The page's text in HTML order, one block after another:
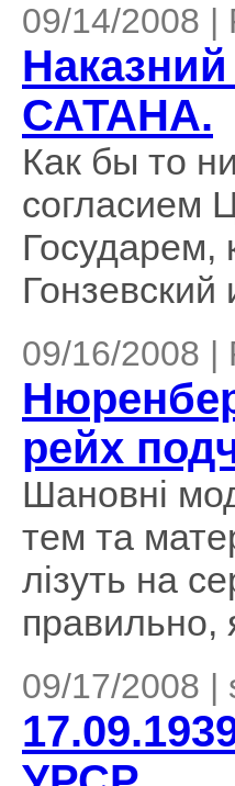
09/14/2008 |
САТАНА.
Как бы то
согласием
Государем,
09/16/2008 |
рейх
Шановні
тем та
лізуть на
правильно,
09/17/2008 |